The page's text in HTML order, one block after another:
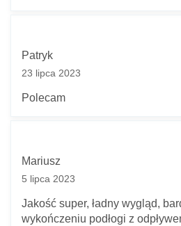
Patryk
23 lipca 2023
Polecam
Mariusz
5 lipca 2023
Jakość super, ładny wygląd,
wykończeniu podłogi z
Twój adres e-mail *
* Pola wymagane